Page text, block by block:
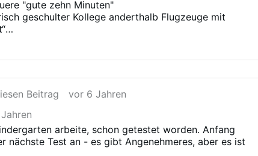
"gute zehn Minuten"
geschulter Kollege anderthalb Flugzeuge mit
Beitrag
vor 6 Jahren
arbeite, schon getestet worden. Anfang
nächste Test an - es gibt Angenehmeres, aber es ist